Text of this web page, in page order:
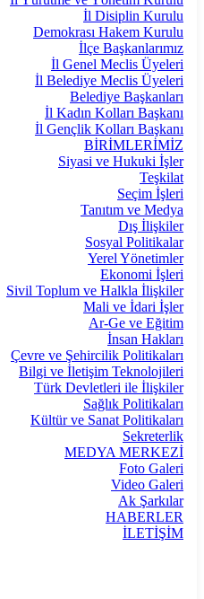
İl Disiplin Kurulu
Demokrası Hakem Kurulu
İlçe Başkanlarımız
İl Genel Meclis Üyeleri
İl Belediye Meclis Üyeleri
Belediye Başkanları
İl Kadın Kolları Başkanı
İl Gençlik Kolları Başkanı
BİRİMLERİMİZ
Siyasi ve Hukuki İşler
Teşkilat
Seçim İşleri
Tanıtım ve Medya
Dış İlişkiler
Sosyal Politikalar
Yerel Yönetimler
Ekonomi İşleri
Sivil Toplum ve Halkla İlişkiler
Mali ve İdari İşler
Ar-Ge ve Eğitim
İnsan Hakları
Çevre ve Şehircilik Politikaları
Bilgi ve İletişim Teknolojileri
Türk Devletleri ile İlişkiler
Sağlık Politikaları
Kültür ve Sanat Politikaları
Sekreterlik
MEDYA MERKEZİ
Foto Galeri
Video Galeri
Ak Şarkılar
HABERLER
İLETİŞİM